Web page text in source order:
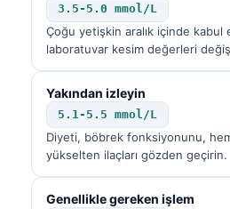
3.5-5.0 mmol/L
Çoğu yetişkin aralık içinde kabul
laboratuvar kesim değerleri
Yakından izleyin
5.1-5.5 mmol/L
Diyeti, böbrek fonksiyonunu,
yükselten ilaçları gözden geçirin.
Genellikle gereken işlem